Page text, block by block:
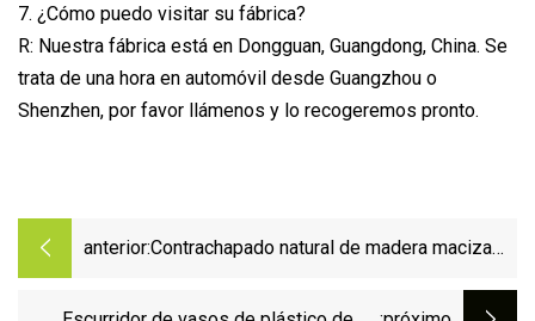
7. ¿Cómo puedo visitar su fábrica?
R: Nuestra fábrica está en Dongguan, Guangdong, China. Se
trata de una hora en automóvil desde Guangzhou o
Shenzhen, por favor llámenos y lo recogeremos pronto.
anterior:Contrachapado natural de madera maciza
traje, pantalones, ropa, perchas de Metal de